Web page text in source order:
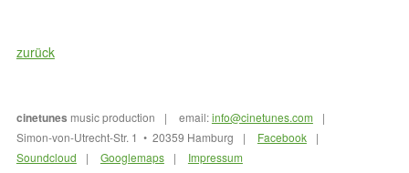
zurück
cinetunes music production email:info@cinetunes.com
Simon-von-Utrecht-Str. 1 • 20359 Hamburg
Facebook
Soundcloud
Googlemaps Impressum